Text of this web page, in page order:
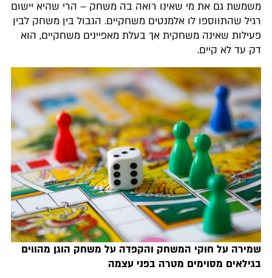
משמשת גם את מי שאינו רואה בה משחק – הרי שהיא יישום
רגיל שהתווספו לו אלמנטים משחקיים. הגבול בין משחק לבין
פעילות שאינה משחקית אך בעלת מאפיינים משחקיים, הוא
דק עד לא קיים.
שמירה על חוקי המשחק והקפדה על משחק הוגן מהווים
בגילאים מסוימים מטרה בפני עצמה